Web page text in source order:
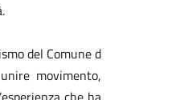
del Comune d
movimento,